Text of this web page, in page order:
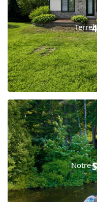
Notre-